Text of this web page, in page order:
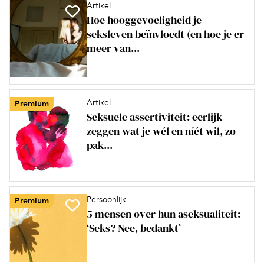
Artikel
Hoe hooggevoeligheid je
seksleven beïnvloedt (en hoe je er
meer van...
Premium Artikel
Seksuele assertiviteit: eerlijk
zeggen wat je wél en níét wil, zo
pak...
Premium Persoonlijk
5 mensen over hun aseksualiteit:
‘Seks? Nee, bedankt’